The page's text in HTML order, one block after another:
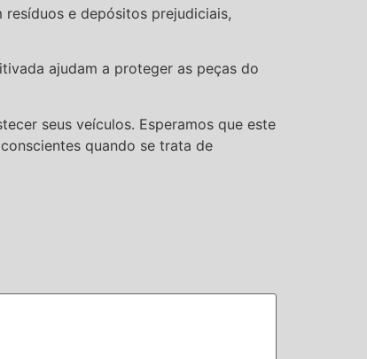
e depósitos prejudiciais,
ajudam a proteger as peças do
seus veículos. Esperamos que este
quando se trata de